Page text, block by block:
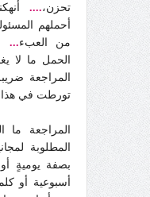
تحزن،....
أحملهم
من العبء...
الحمل ما لا
المراجعة
تورطت في هذا
المراجعة ما
المطلوبة
بصفة يوميةٍ
أسبوعية أو